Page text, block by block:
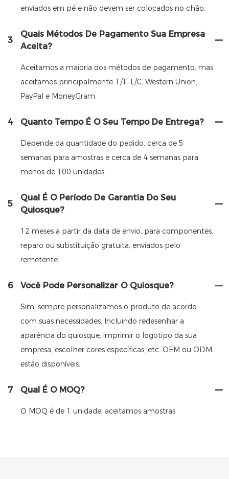
enviados em pé e não devem ser colocados no chão.
3
Quais Métodos De Pagamento Sua Empresa
Aceita?
Aceitamos a maioria dos métodos de pagamento, mas
aceitamos principalmente T/T. L/C, Western Union,
PayPal e MoneyGram.
4 Quanto Tempo É O Seu Tempo De Entrega?
Depende da quantidade do pedido, cerca de 5
semanas para amostras e cerca de 4 semanas para
menos de 100 unidades.
5
Qual É O Período De Garantia Do Seu
Quiosque?
12 meses a partir da data de envio, para componentes,
reparo ou substituição gratuita, enviados pelo
remetente.
6 Você Pode Personalizar O Quiosque?
Sim, sempre personalizamos o produto de acordo
com suas necessidades. Incluindo redesenhar a
aparência do quiosque, imprimir o logotipo da sua
empresa, escolher cores específicas, etc. OEM ou ODM
estão disponíveis.
7 Qual É O MOQ?
O MOQ é de 1 unidade, aceitamos amostras